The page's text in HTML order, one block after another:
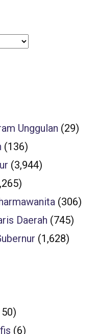
Unggulan (29)
(136)
(3,944)
(306)
Daerah (745)
(1,628)
(6)